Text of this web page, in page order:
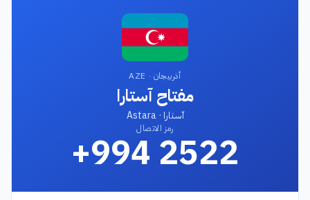
أذربيجان · AZE
مفتاح آستارا
آستارا · Astara
رمز الاتصال
+994 2522